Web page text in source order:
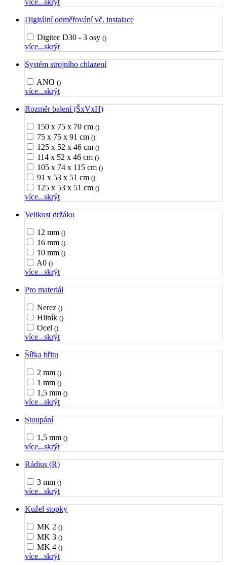
více...skrýt
Digitální odměřování vč. instalace
Digitec D30 - 3 osy ()
více...skrýt
Systém strojního chlazení
ANO ()
více...skrýt
Rozměr balení (ŠxVxH)
150 x 75 x 70 cm ()
75 x 75 x 91 cm ()
125 x 52 x 46 cm ()
114 x 52 x 46 cm ()
105 x 74 x 115 cm ()
91 x 53 x 51 cm ()
125 x 53 x 51 cm ()
více...skrýt
Velikost držáku
12 mm ()
16 mm ()
10 mm ()
A0 ()
více...skrýt
Pro materiál
Nerez ()
Hliník ()
Ocel ()
více...skrýt
Šířka břitu
2 mm ()
1 mm ()
1,5 mm ()
více...skrýt
Stoupání
1,5 mm ()
více...skrýt
Rádius (R)
3 mm ()
více...skrýt
Kužel stopky
MK 2 ()
MK 3 ()
MK 4 ()
více...skrýt